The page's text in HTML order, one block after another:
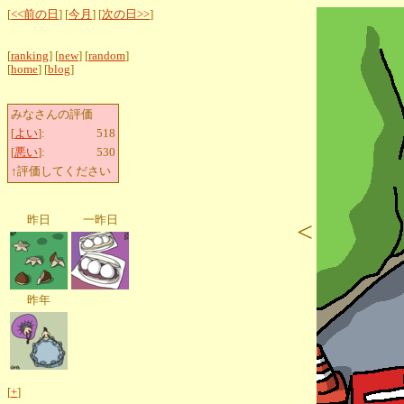
[<<前の日 ] [今月 ] [次の日>>]
[ranking] [new] [random]
[home] [blog]
みなさんの評価
[よい]:
518
[悪い]:
530
↑評価してください
昨日 一昨日
昨年
[+]
<